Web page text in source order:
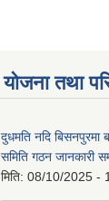
योजना तथा
दुधमति नदि बिसनपुरमा
समिति गठन जानकारी
मिति: 08/10/2025 -